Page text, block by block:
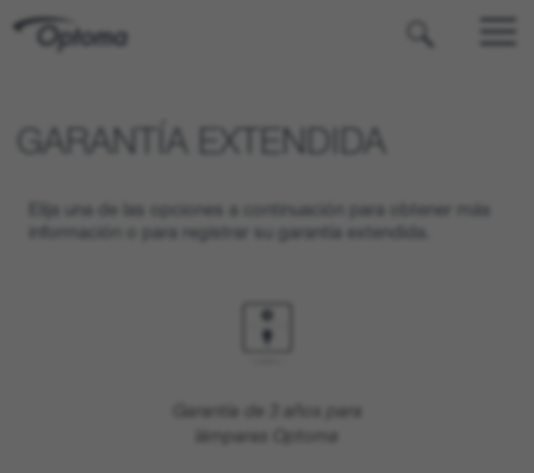
GARANTÍA EXTENDIDA
Elija una de las opciones a continuación para obtener más
información o para registrar su garantía extendida.
Garantía de 3 años para
lámparas Optoma